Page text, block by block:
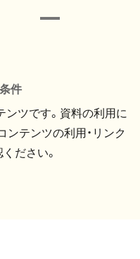
件
ツです。資料の利用に
コンテンツの利用・リンク
ださい。